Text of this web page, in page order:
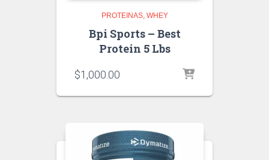
PROTEINAS WHEY
Bpi Sports – Best
Protein 5 Lbs
$1,000.00